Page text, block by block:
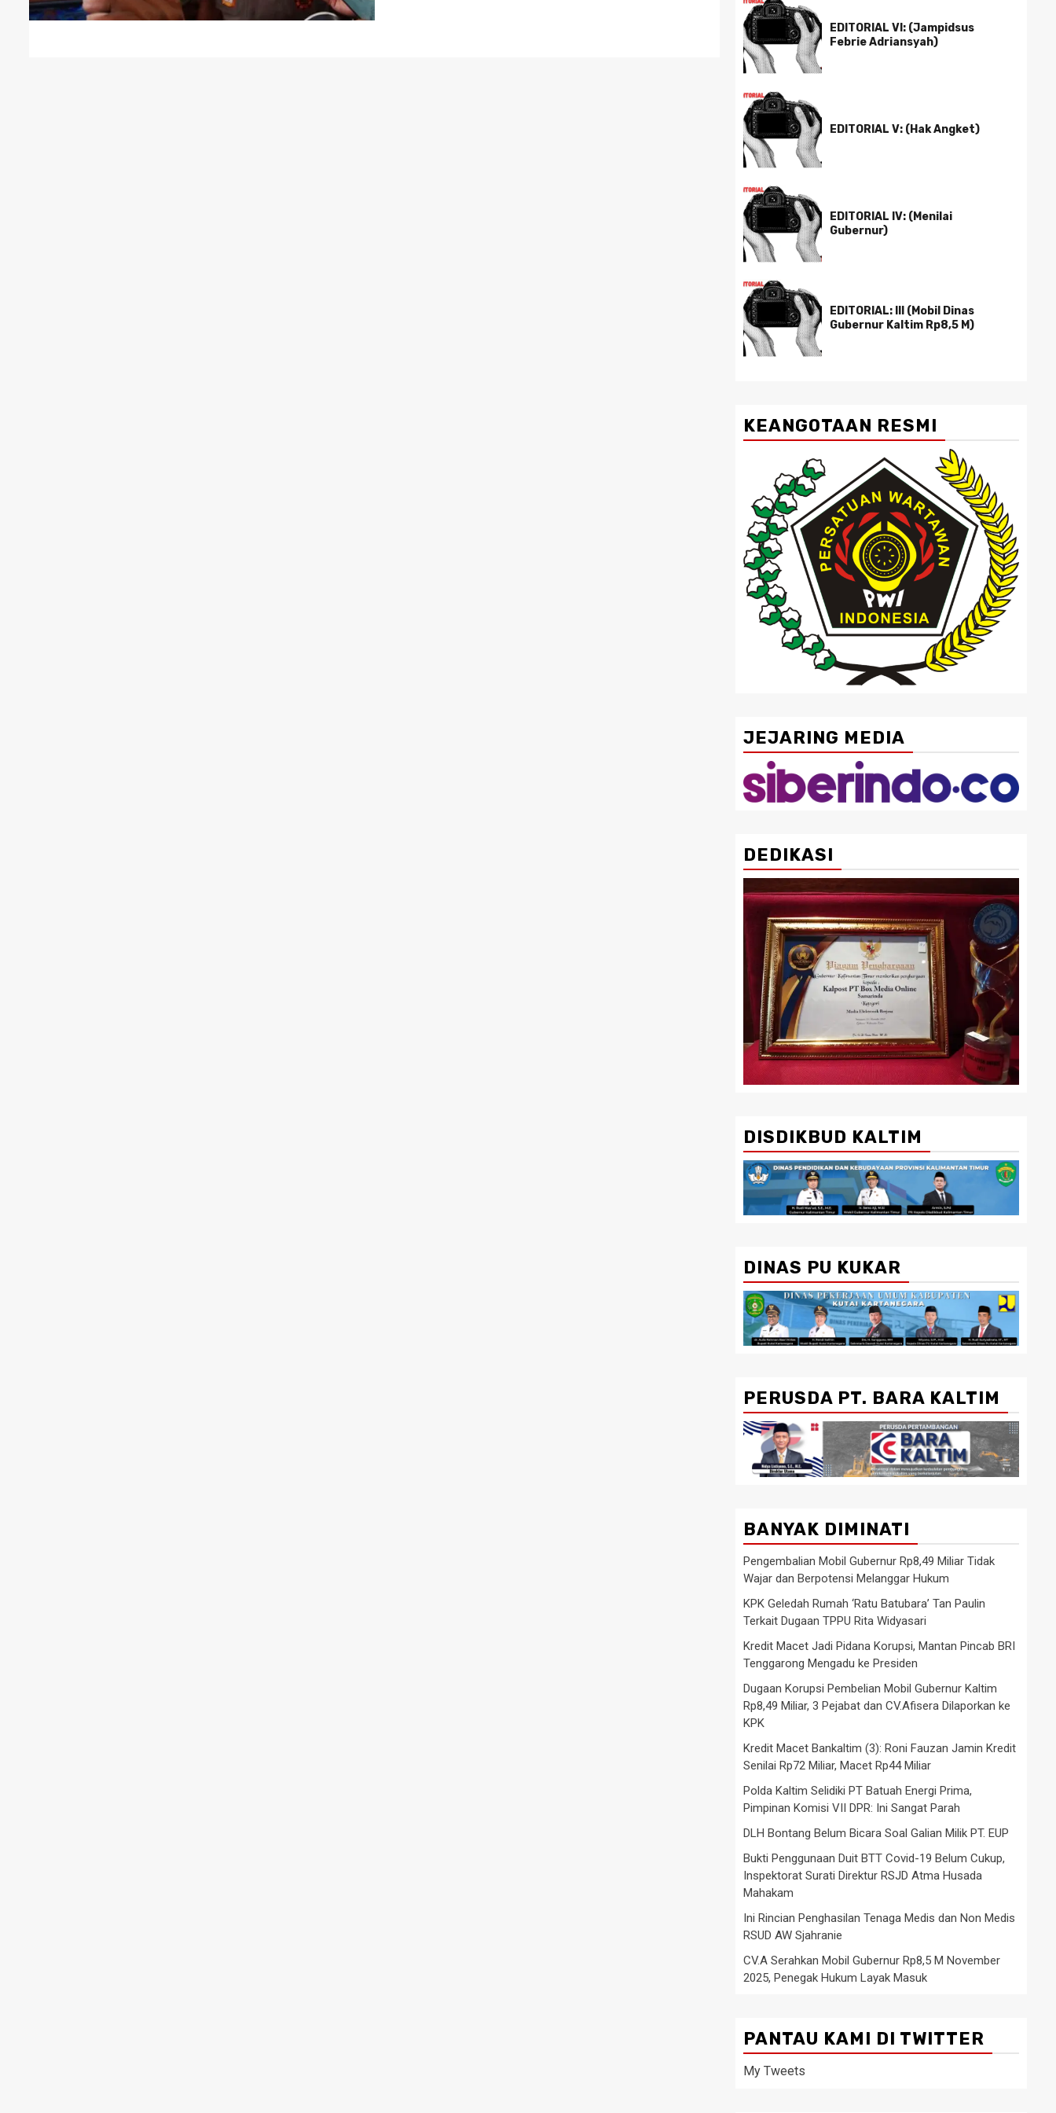
EDITORIAL VI: (Jampidsus
Febrie Adriansyah)
EDITORIAL V: (Hak Angket)
EDITORIAL IV: (Menilai
Gubernur)
EDITORIAL: III (Mobil Dinas
Gubernur Kaltim Rp8,5 M)
KEANGOTAAN RESMI
JEJARING MEDIA
DEDIKASI
DISDIKBUD KALTIM
DINAS PU KUKAR
PERUSDA PT. BARA KALTIM
BANYAK DIMINATI
Pengembalian Mobil Gubernur Rp8,49 Miliar Tidak
Wajar dan Berpotensi Melanggar Hukum
KPK Geledah Rumah ‘Ratu Batubara’ Tan Paulin
Terkait Dugaan TPPU Rita Widyasari
Kredit Macet Jadi Pidana Korupsi, Mantan Pincab BRI
Tenggarong Mengadu ke Presiden
Dugaan Korupsi Pembelian Mobil Gubernur Kaltim
Rp8,49 Miliar, 3 Pejabat dan CV.Afisera Dilaporkan ke
KPK
Kredit Macet Bankaltim (3): Roni Fauzan Jamin Kredit
Senilai Rp72 Miliar, Macet Rp44 Miliar
Polda Kaltim Selidiki PT Batuah Energi Prima,
Pimpinan Komisi VII DPR: Ini Sangat Parah
DLH Bontang Belum Bicara Soal Galian Milik PT. EUP
Bukti Penggunaan Duit BTT Covid-19 Belum Cukup,
Inspektorat Surati Direktur RSJD Atma Husada
Mahakam
Ini Rincian Penghasilan Tenaga Medis dan Non Medis
RSUD AW Sjahranie
CV.A Serahkan Mobil Gubernur Rp8,5 M November
2025, Penegak Hukum Layak Masuk
PANTAU KAMI DI TWITTER
My Tweets